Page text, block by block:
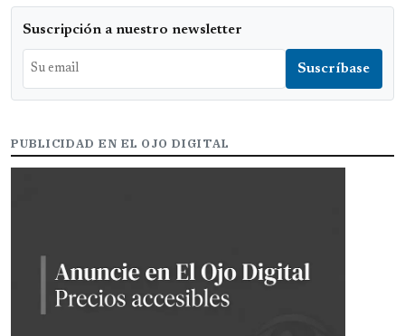
Suscripción a nuestro newsletter
PUBLICIDAD EN EL OJO DIGITAL